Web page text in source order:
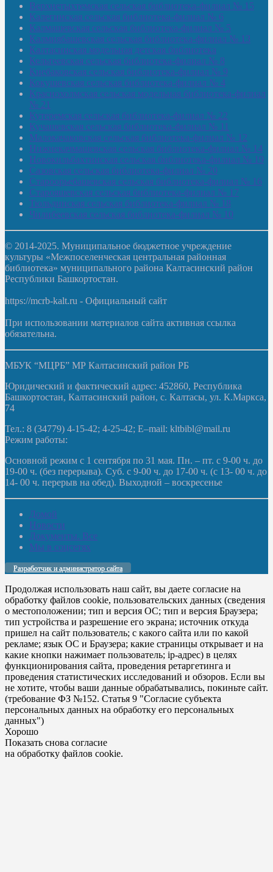
Верхнетыхтемская сельская библиотека-филиал № 15
Калегинская сельская библиотека-филиал № 6
Калмашевская сельская библиотека-филиал № 5
Калмиябашевская сельская библиотека-филиал № 13
Калтасинская модельная детская библиотека
Кельтеевская сельская библиотека-филиал № 8
Киебаковская сельская библиотека-филиал № 9
Кокушевская сельская библиотека-филиал № 4
Краснохолмская сельская модельная библиотека-филиал
№ 21
Кутеремская сельская библиотека-филиал № 22
Кучашевская сельская библиотека-филиал № 11
Малокачаковская сельская библиотека-филиал № 12
Нижнекачмашевская сельская библиотека-филиал № 14
Новокильбахтинская сельская библиотека-филиал № 19
Сазовская сельская библиотека-филиал № 20
Староорьебашевская сельская библиотека-филиал № 16
Старояшевская сельская библиотека-филиал № 17
Тюльдинская сельская библиотека-филиал № 18
Чилибеевская сельская библиотека-филиал № 10
© 2014-2025. Муниципальное бюджетное учреждение
культуры «Межпоселенческая центральная районная
библиотека» муниципального района Калтасинский район
Республики Башкортостан.
https://mcrb-kalt.ru - Официальный сайт
При использовании материалов сайта активная ссылка
обязательна.
МБУК “МЦРБ” МР Калтасинский район РБ
Юридический и фактический адрес: 452860, Республика
Башкортостан, Калтасинский район, с. Калтасы, ул. К.Маркса,
74
Тел.: 8 (34779) 4-15-42; 4-25-42; E–mail: kltbibl@mail.ru
Режим работы:
Основной режим с 1 сентября по 31 мая. Пн. – пт. с 9-00 ч. до
19-00 ч. (без перерыва). Суб. с 9-00 ч. до 17-00 ч. (с 13- 00 ч. до
14- 00 ч. перерыв на обед). Выходной – воскресенье
Домой
Новости
Документы. Все
Мы в соцсетях
Разработчик и администратор сайта
Продолжая использовать наш сайт, вы даете согласие на
обработку файлов cookie, пользовательских данных (сведения
о местоположении; тип и версия ОС; тип и версия Браузера;
тип устройства и разрешение его экрана; источник откуда
пришел на сайт пользователь; с какого сайта или по какой
рекламе; язык ОС и Браузера; какие страницы открывает и на
какие кнопки нажимает пользователь; ip-адрес) в целях
функционирования сайта, проведения ретаргетинга и
проведения статистических исследований и обзоров. Если вы
не хотите, чтобы ваши данные обрабатывались, покиньте сайт.
(требование ФЗ №152. Статья 9 "Согласие субъекта
персональных данных на обработку его персональных
данных")
Хорошо
Показать снова согласие
на обработку файлов cookie.